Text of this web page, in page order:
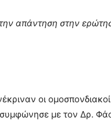
την απάντηση στην
οι
με τον Δρ.